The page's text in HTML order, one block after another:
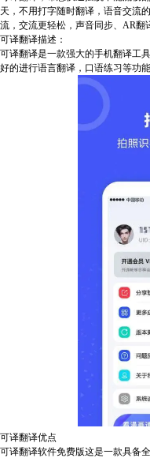
天，不用打字随时翻译，语音交流
流，交流更轻松，声音同步、AR翻
可译翻译描述：
可译翻译是一款强大的手机翻译工
好的进行语言翻译，口语练习等功
可译翻译优点
可译翻译软件免费版这是一款具备